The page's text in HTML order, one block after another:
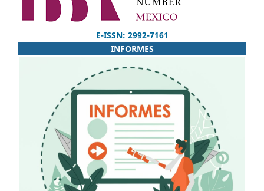
E-ISSN: 2992-7161
INFORMES